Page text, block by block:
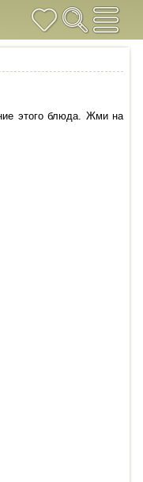
этого блюда. Жми на